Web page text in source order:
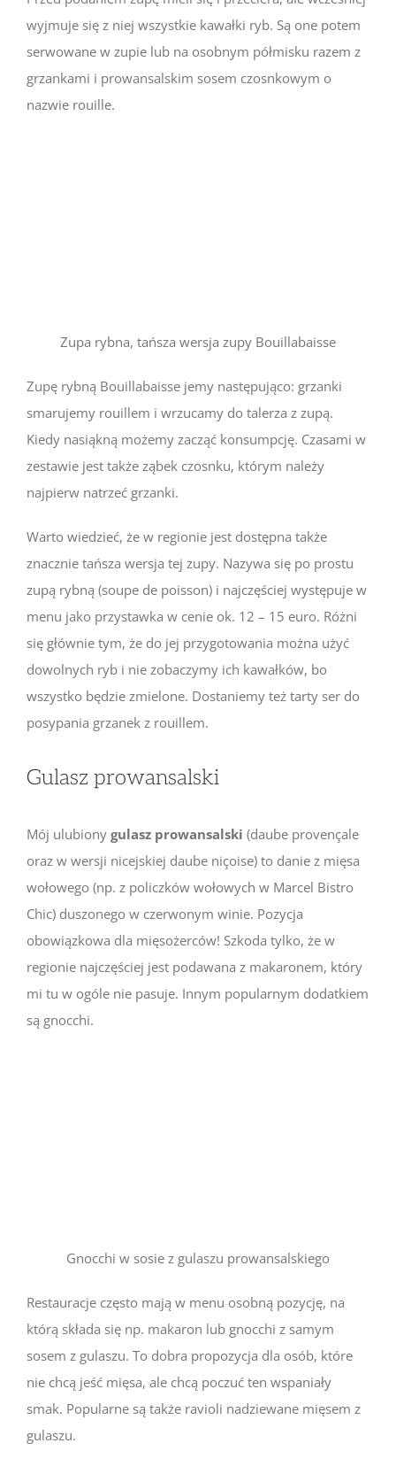
wyjmuje się z niej wszystkie kawałki ryb. Są one potem
serwowane w zupie lub na osobnym półmisku razem z
grzankami i prowansalskim sosem czosnkowym o
nazwie rouille.
Zupa rybna, tańsza wersja zupy Bouillabaisse
Zupę rybną Bouillabaisse jemy następująco: grzanki
smarujemy rouillem i wrzucamy do talerza z zupą.
Kiedy nasiąkną możemy zacząć konsumpcję. Czasami w
zestawie jest także ząbek czosnku, którym należy
najpierw natrzeć grzanki.
Warto wiedzieć, że w regionie jest dostępna także
znacznie tańsza wersja tej zupy. Nazywa się po prostu
zupą rybną (soupe de poisson) i najczęściej występuje w
menu jako przystawka w cenie ok. 12 – 15 euro. Różni
się głównie tym, że do jej przygotowania można użyć
dowolnych ryb i nie zobaczymy ich kawałków, bo
wszystko będzie zmielone. Dostaniemy też tarty ser do
posypania grzanek z rouillem.
Gulasz prowansalski
Mój ulubiony gulasz prowansalski (daube provençale
oraz w wersji nicejskiej daube niçoise) to danie z mięsa
wołowego (np. z policzków wołowych w Marcel Bistro
Chic) duszonego w czerwonym winie. Pozycja
obowiązkowa dla mięsożerców! Szkoda tylko, że w
regionie najczęściej jest podawana z makaronem, który
mi tu w ogóle nie pasuje. Innym popularnym dodatkiem
są gnocchi.
Gnocchi w sosie z gulaszu prowansalskiego
Restauracje często mają w menu osobną pozycję, na
którą składa się np. makaron lub gnocchi z samym
sosem z gulaszu. To dobra propozycja dla osób, które
nie chcą jeść mięsa, ale chcą poczuć ten wspaniały
smak. Popularne są także ravioli nadziewane mięsem z
gulaszu.